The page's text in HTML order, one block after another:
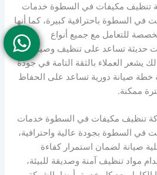
تنظيف مكيفات في السطوة خدمات
السطوة باحترافية كبيرة، كما أنها
للتعامل مع جميع أنواع
حديثة تساعد على تنظيف وصيانة
يشعر العملاء بالثقة التامة في جودة
خطة صيانة دورية تساعد على الحفاظ
ممكنة.
تنظيف مكيفات في السطوة خدمات
في السطوة بجودة عالية واحترافية،
صيانة لضمان استمرار كفاءة
مواد تنظيف آمنة وصديقة للبيئة،